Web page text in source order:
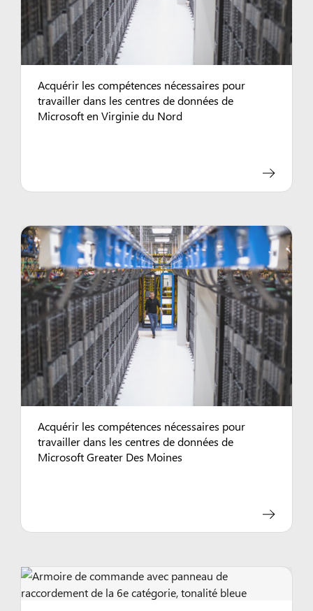
Acquérir les compétences nécessaires pour
travailler dans les centres de données de
Microsoft en Virginie du Nord
Acquérir les compétences nécessaires pour
travailler dans les centres de données de
Microsoft Greater Des Moines